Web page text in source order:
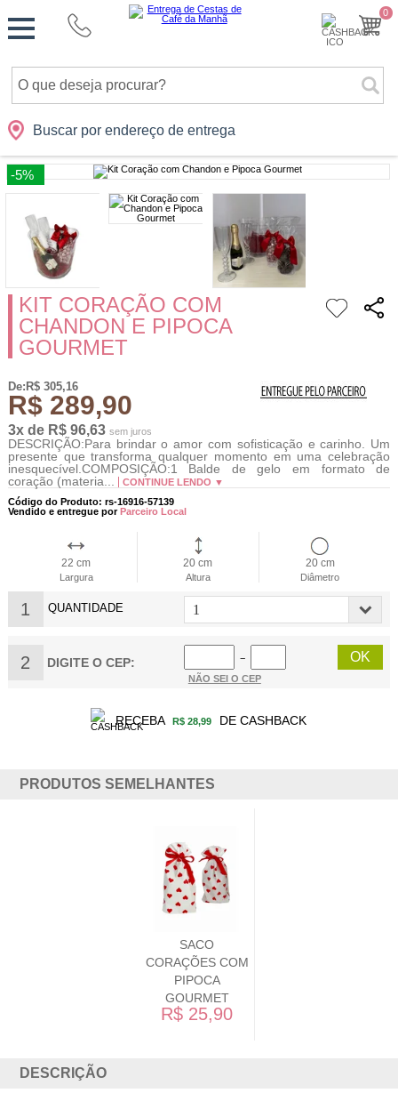
0
Buscar por endereço de entrega
Cidades Presentes Datas Shopping
Monte
sua
Cesta
-5%
KIT CORAÇÃO COM
CHANDON E PIPOCA
GOURMET
De:R$ 305,16
R$ 289,90
3x de R$ 96,63 sem juros
DESCRIÇÃO:Para brindar o amor com sofisticação e carinho. Um
presente que transforma qualquer momento em uma celebração
inesquecível.COMPOSIÇÃO:1 Balde de gelo em formato de
coração (materia...
CONTINUE LENDO ▼
Código do Produto: rs-16916-57139
Vendido e entregue porParceiro Local
22 cm
Largura
20 cm
Altura
20 cm
Diâmetro
1 QUANTIDADE
2 DIGITE O CEP:
−
NÃO SEI O CEP
RECEBA R$ 28,99 DE CASHBACK
PRODUTOS SEMELHANTES
SACO
CORAÇÕES COM
PIPOCA
GOURMET
R$ 25,90
DESCRIÇÃO